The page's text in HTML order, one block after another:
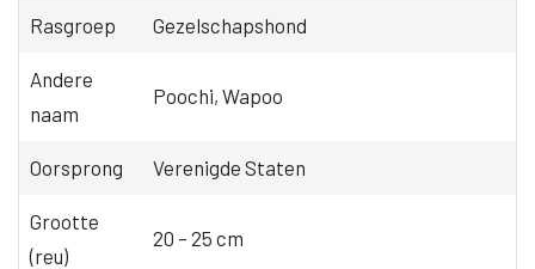
Rasgroep Gezelschapshond
Andere
naam
Poochi, Wapoo
Oorsprong Verenigde Staten
Grootte
(reu)
20 – 25 cm